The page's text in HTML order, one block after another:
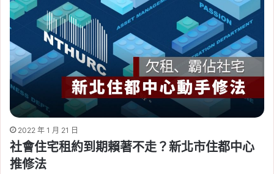
2022 年 1 月 21 日
社會住宅租約到期賴著不走？新北市住都中心
推修法